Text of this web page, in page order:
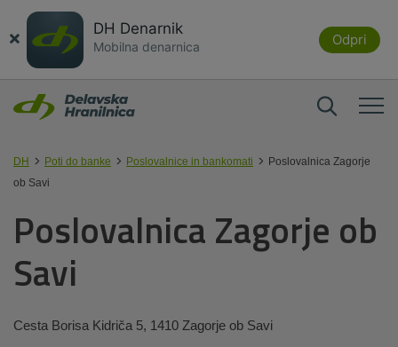
× DH Denarnik
Mobilna denarnica Odpri
DH Poti do banke Poslovalnice in bankomati
Poslovalnica Zagorje
ob Savi
Poslovalnica Zagorje ob
Savi
Cesta Borisa Kidriča 5, 1410 Zagorje ob Savi